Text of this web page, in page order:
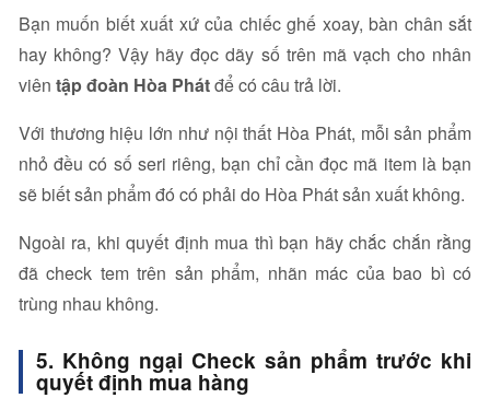
Bạn muốn biết xuất xứ của chiếc ghế xoay, bàn chân sắt
hay không? Vậy hãy đọc dãy số trên mã vạch cho nhân
viên tập đoàn Hòa Phátđể có câu trả lời.
Với thương hiệu lớn như nội thất Hòa Phát, mỗi sản phẩm
nhỏ đều có số seri riêng, bạn chỉ cần đọc mã item là bạn
sẽ biết sản phẩm đó có phải do Hòa Phát sản xuất không.
Ngoài ra, khi quyết định mua thì bạn hãy chắc chắn rằng
đã check tem trên sản phẩm, nhãn mác của bao bì có
trùng nhau không.
5. Không ngại Check sản phẩm trước khi
quyết định mua hàng